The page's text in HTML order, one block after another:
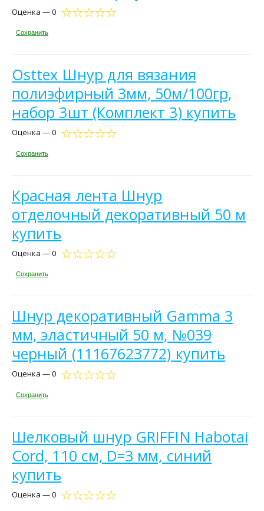
Оценка — 0
Сохранить
Osttex Шнур для вязания
полиэфирный 3мм, 50м/100гр,
набор 3шт (Комплект 3) купить
Оценка — 0
Сохранить
Красная лента Шнур
отделочный декоративный 50 м
купить
Оценка — 0
Сохранить
Шнур декоративный Gamma 3
мм, эластичный 50 м, №039
черный (11167623772) купить
Оценка — 0
Сохранить
Шелковый шнур GRIFFIN Habotai
Cord, 110 см, D=3 мм, синий
купить
Оценка — 0